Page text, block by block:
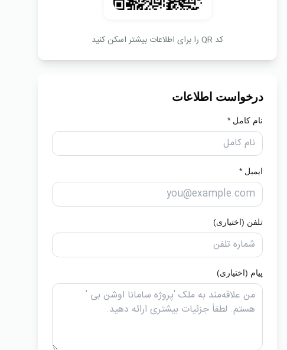
کد QR را برای اطلاعات بیشتر اسکن کنید
درخواست اطلاعات
نام کامل *
ایمیل *
تلفن (اختیاری)
پیام (اختیاری)